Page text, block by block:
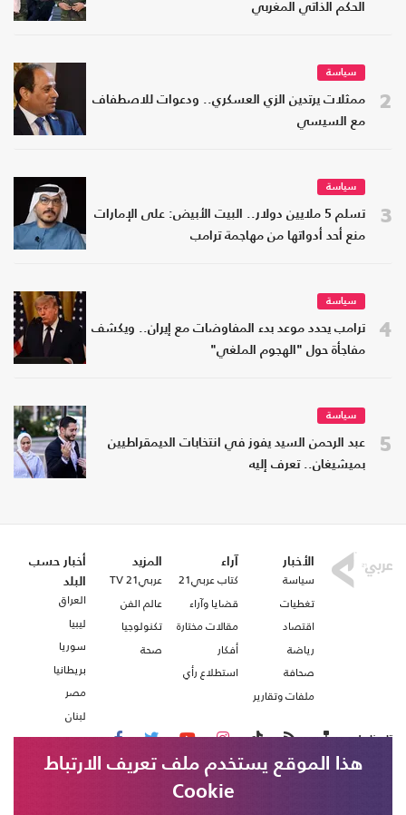
الحكم الذاتي المغربي
2
سياسة
ممثلات يرتدين الزي العسكري.. ودعوات للاصطفاف
مع السيسي
3
سياسة
تسلم 5 ملايين دولار.. البيت الأبيض: على الإمارات
منع أحد أدواتها من مهاجمة ترامب
4
سياسة
ترامب يحدد موعد بدء المفاوضات مع إيران.. ويكشف
مفاجأة حول "الهجوم الملغي"
5
سياسة
عبد الرحمن السيد يفوز في انتخابات الديمقراطيين
بميشيغان.. تعرف إليه
الأخبار
سياسة
تغطيات
اقتصاد
رياضة
صحافة
ملفات وتقارير
آراء
كتاب عربي21
قضايا وآراء
مقالات مختارة
أفكار
استطلاع رأي
المزيد
عربي21 TV
عالم الفن
تكنولوجيا
صحة
أخبار حسب
البلد
العراق
ليبيا
سوريا
بريطانيا
مصر
لبنان
تابعنا على
هذا الموقع يستخدم ملف تعريف الارتباط
Cookie